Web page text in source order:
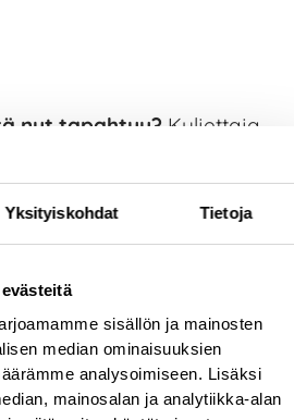
Yksityiskohdat Tietoja
sisällön ja mainosten
median ominaisuuksien
analysoimiseen. Lisäksi
mainosalan ja analytiikka-alan
nyt tapahtuu? Kuljettaja
turvallisuuden. Mikäli
onnistu ja puhelinnumerosi
saat
ilmoituksen, että
seuraava
on normaalin
mukainen.
siirtää